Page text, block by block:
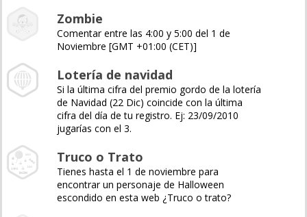
Zombie
Comentar entre las 4:00 y 5:00 del 1 de
Noviembre [GMT +01:00 (CET)]
Lotería de navidad
Si la última cifra del premio gordo de la lotería
de Navidad (22 Dic) coincide con la última
cifra del día de tu registro. Ej: 23/09/2010
jugarías con el 3.
Truco o Trato
Tienes hasta el 1 de noviembre para
encontrar un personaje de Halloween
escondido en esta web ¿Truco o trato?